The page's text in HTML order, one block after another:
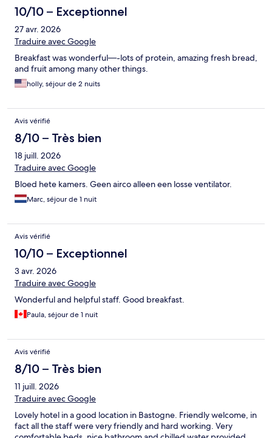
10/10 – Exceptionnel
27 avr. 2026
Traduire avec Google
Breakfast was wonderful—-lots of protein, amazing fresh bread,
and fruit among many other things.
holly, séjour de 2 nuits
Avis vérifié
8/10 – Très bien
18 juill. 2026
Traduire avec Google
Bloed hete kamers. Geen airco alleen een losse ventilator.
Marc, séjour de 1 nuit
Avis vérifié
10/10 – Exceptionnel
3 avr. 2026
Traduire avec Google
Wonderful and helpful staff. Good breakfast.
Paula, séjour de 1 nuit
Avis vérifié
8/10 – Très bien
11 juill. 2026
Traduire avec Google
Lovely hotel in a good location in Bastogne. Friendly welcome, in
fact all the staff were very friendly and hard working. Very